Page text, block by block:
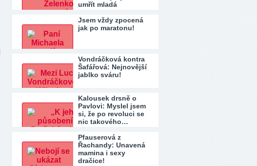
umřít mladá
Jsem vždy zpocená
jak po maratonu!
Vondráčková kontra
Šafářová: Nejnovější
jablko sváru!
Kalousek drsně o
Pavlovi: Myslel jsem
si, že po revoluci se
nic takového…
Pfauserová z
Řachandy: Unavená
mamina i sexy
dračice!